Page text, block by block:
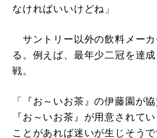
なければいいけどね」
サントリー以外の飲料メー
る。例えば、最年少二冠を達
戦。
「『お～いお茶』の伊藤園が
『お～いお茶』が用意されて
ことがあれば迷いが生じそう